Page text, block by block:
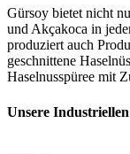
Gürsoy bietet nicht
und Akçakoca in
produziert auch
geschnittene
Haselnusspüree mit
Unsere